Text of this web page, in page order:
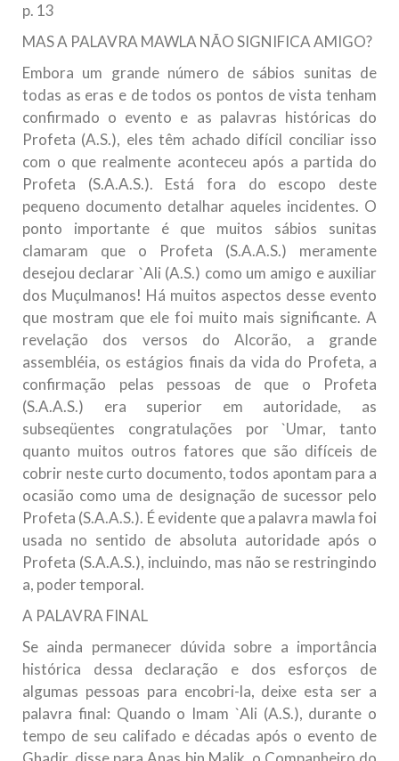
p. 13
MAS A PALAVRA MAWLA NÃO SIGNIFICA AMIGO?
Embora um grande número de sábios sunitas de
todas as eras e de todos os pontos de vista tenham
confirmado o evento e as palavras históricas do
Profeta (A.S.), eles têm achado difícil conciliar isso
com o que realmente aconteceu após a partida do
Profeta (S.A.A.S.). Está fora do escopo deste
pequeno documento detalhar aqueles incidentes. O
ponto importante é que muitos sábios sunitas
clamaram que o Profeta (S.A.A.S.) meramente
desejou declarar `Ali (A.S.) como um amigo e auxiliar
dos Muçulmanos! Há muitos aspectos desse evento
que mostram que ele foi muito mais significante. A
revelação dos versos do Alcorão, a grande
assembléia, os estágios finais da vida do Profeta, a
confirmação pelas pessoas de que o Profeta
(S.A.A.S.) era superior em autoridade, as
subseqüentes congratulações por `Umar, tanto
quanto muitos outros fatores que são difíceis de
cobrir neste curto documento, todos apontam para a
ocasião como uma de designação de sucessor pelo
Profeta (S.A.A.S.). É evidente que a palavra mawla foi
usada no sentido de absoluta autoridade após o
Profeta (S.A.A.S.), incluindo, mas não se restringindo
a, poder temporal.
A PALAVRA FINAL
Se ainda permanecer dúvida sobre a importância
histórica dessa declaração e dos esforços de
algumas pessoas para encobri-la, deixe esta ser a
palavra final: Quando o Imam `Ali (A.S.), durante o
tempo de seu califado e décadas após o evento de